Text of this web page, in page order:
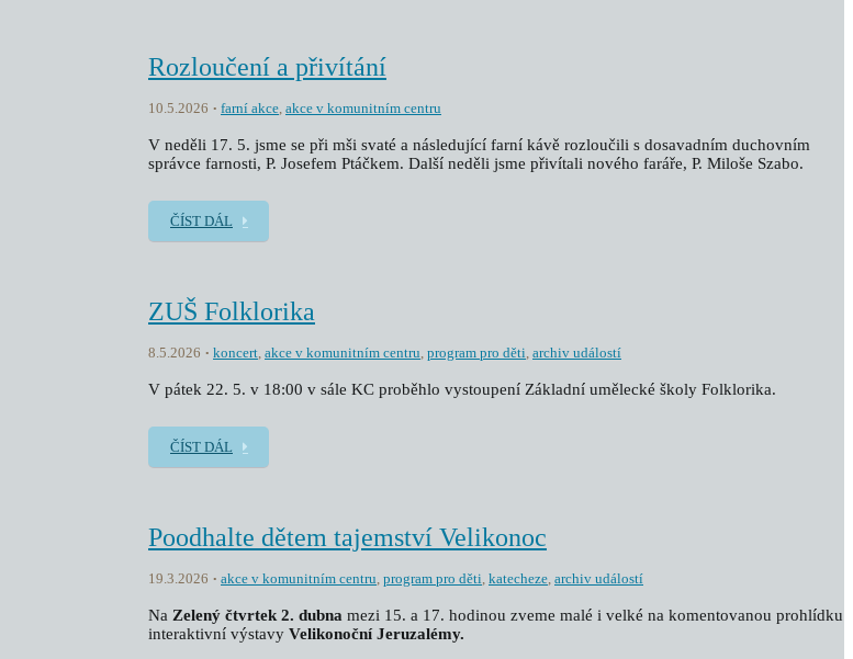
Rozloučení a přivítání
10.5.2026 farní akce, akce v komunitním centru
V neděli 17. 5. jsme se při mši svaté a následující farní kávě rozloučili s dosavadním duchovním
správce farnosti, P. Josefem Ptáčkem. Další neděli jsme přivítali nového faráře, P. Miloše Szabo.
ČÍST DÁL
ZUŠ Folklorika
8.5.2026 koncert, akce v komunitním centru, program pro děti, archiv událostí
V pátek 22. 5. v 18:00 v sále KC proběhlo vystoupení Základní umělecké školy Folklorika.
ČÍST DÁL
Poodhalte dětem tajemství Velikonoc
19.3.2026 akce v komunitním centru, program pro děti, katecheze, archiv událostí
Na Zelený čtvrtek 2. dubna mezi 15. a 17. hodinou zveme malé i velké na komentovanou prohlídku
interaktivní výstavy Velikonoční Jeruzalémy.